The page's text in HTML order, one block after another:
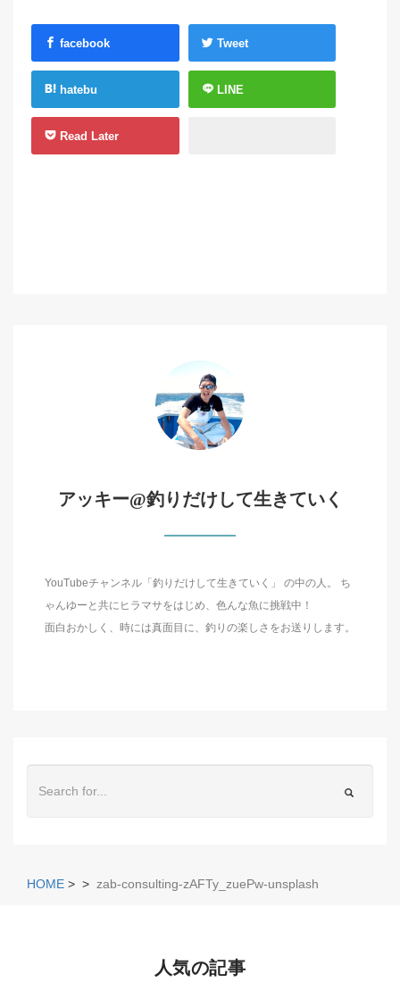
facebook Tweet
hatebu LINE
Read Later
アッキー@釣りだけして生きていく
YouTubeチャンネル「釣りだけして生きていく」 の中の人。 ち
ゃんゆーと共にヒラマサをはじめ、色んな魚に挑戦中！
面白おかしく、時には真面目に、釣りの楽しさをお送りします。
HOME > > zab-consulting-zAFTy_zuePw-unsplash
人気の記事